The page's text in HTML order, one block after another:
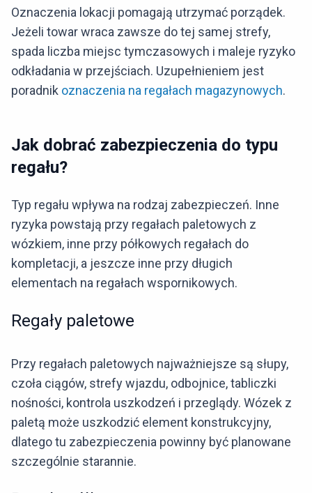
Oznaczenia lokacji pomagają utrzymać porządek.
Jeżeli towar wraca zawsze do tej samej strefy,
spada liczba miejsc tymczasowych i maleje ryzyko
odkładania w przejściach. Uzupełnieniem jest
poradnik oznaczenia na regałach magazynowych.
Jak dobrać zabezpieczenia do typu
regału?
Typ regału wpływa na rodzaj zabezpieczeń. Inne
ryzyka powstają przy regałach paletowych z
wózkiem, inne przy półkowych regałach do
kompletacji, a jeszcze inne przy długich
elementach na regałach wspornikowych.
Regały paletowe
Przy regałach paletowych najważniejsze są słupy,
czoła ciągów, strefy wjazdu, odbojnice, tabliczki
nośności, kontrola uszkodzeń i przeglądy. Wózek z
paletą może uszkodzić element konstrukcyjny,
dlatego tu zabezpieczenia powinny być planowane
szczególnie starannie.